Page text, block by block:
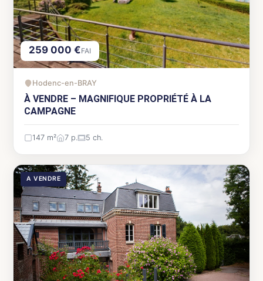
259 000 €FAI
Hodenc-en-BRAY
À VENDRE – MAGNIFIQUE PROPRIÉTÉ À LA
CAMPAGNE
147 m² 7 p. 5 ch.
A VENDRE